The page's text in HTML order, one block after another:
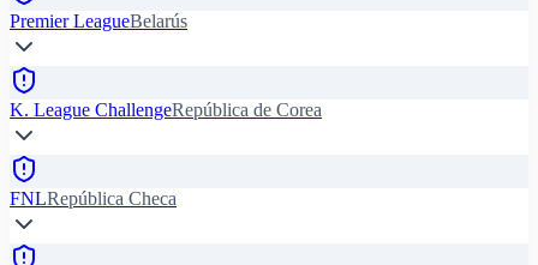
Premier LeagueBelarús
K. League ChallengeRepública de Corea
FNLRepública Checa